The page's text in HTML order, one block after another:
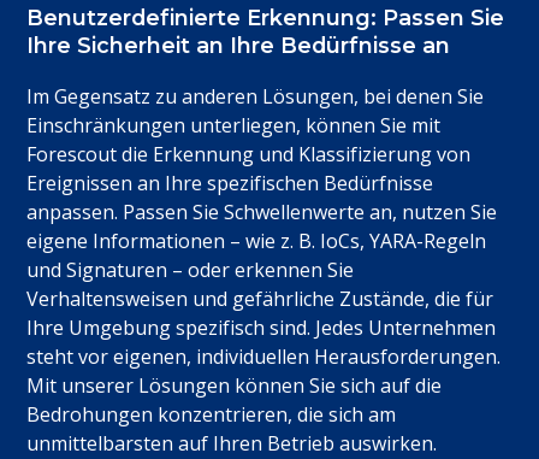
Benutzerdefinierte Erkennung: Passen Sie
Ihre Sicherheit an Ihre Bedürfnisse an
Im Gegensatz zu anderen Lösungen, bei denen Sie
Einschränkungen unterliegen, können Sie mit
Forescout die Erkennung und Klassifizierung von
Ereignissen an Ihre spezifischen Bedürfnisse
anpassen. Passen Sie Schwellenwerte an, nutzen Sie
eigene Informationen – wie z. B. IoCs, YARA-Regeln
und Signaturen – oder erkennen Sie
Verhaltensweisen und gefährliche Zustände, die für
Ihre Umgebung spezifisch sind. Jedes Unternehmen
steht vor eigenen, individuellen Herausforderungen.
Mit unserer Lösungen können Sie sich auf die
Bedrohungen konzentrieren, die sich am
unmittelbarsten auf Ihren Betrieb auswirken.